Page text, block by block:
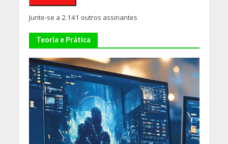
Junte-se a 2.141 outros assinantes
Teoria e Prática